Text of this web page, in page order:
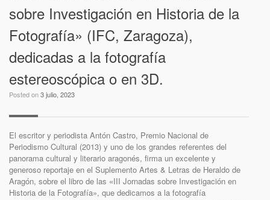
sobre Investigación en Historia de la
Fotografía» (IFC, Zaragoza),
dedicadas a la fotografía
estereoscópica o en 3D.
Posted on3 julio, 2023
El escritor y periodista Antón Castro, Premio Nacional de
Periodismo Cultural (2013) y uno de los grandes referentes del
panorama cultural y literario aragonés, firma un excelente y
generoso reportaje en el Suplemento Artes & Letras de Heraldo de
Aragón, sobre el libro de las «III Jornadas sobre Investigación en
Historia de la Fotografía», que dedicamos a la fotografía